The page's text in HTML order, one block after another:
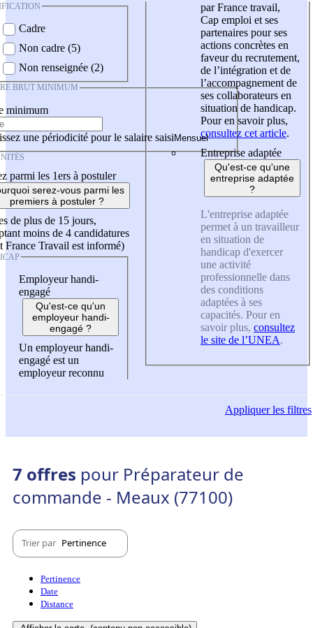
Cadre
Non cadre (5)
Non renseignée (2)
BRUT MINIMUM
minimum
une périodicité pour le salaire saisi
parmi les 1ers à postuler
serez-vous parmi les
premiers à postuler ?
de plus de 15 jours,
moins de 4 candidatures
France Travail est informé)
Employeur handi-
engagé
Qu'est-ce qu'un
employeur handi-
engagé ?
Un employeur handi-
engagé est un
employeur reconnu
par France travail,
Cap emploi et ses
partenaires pour ses
actions concrètes en
faveur du recrutement,
de l’intégration et de
l’accompagnement de
ses collaborateurs en
situation de handicap.
Pour en savoir plus,
consultez cet article.
Entreprise adaptée
Qu'est-ce qu'une
entreprise adaptée
?
L'entreprise adaptée
permet à un travailleur
en situation de
handicap d'exercer
une activité
professionnelle dans
des conditions
adaptées à ses
capacités. Pour en
savoir plus, consultez
le site de l’UNEA.
Appliquerles filtres
7 offres pour Préparateur de
commande - Meaux (77100)
Trier par Pertinence
Pertinence
Date
Distance